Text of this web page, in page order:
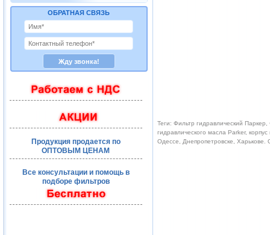
ОБРАТНАЯ СВЯЗЬ
Продукция продается по
ОПТОВЫМ ЦЕНАМ
Все консультации и помощь в
подборе фильтров
Теги: Фильтр гидравлический
гидравлического масла Parker,
Одессе, Днепропетровске,